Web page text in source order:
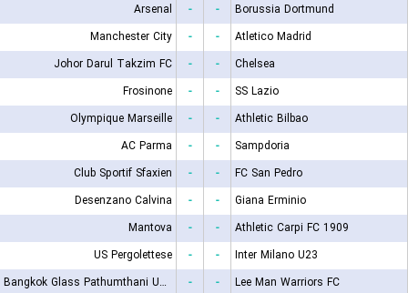
Arsenal
- -
Borussia Dortmund
Manchester City
- -
Atletico Madrid
Johor Darul Takzim FC
- -
Chelsea
Frosinone
- -
SS Lazio
Olympique Marseille
- -
Athletic Bilbao
AC Parma
- -
Sampdoria
Club Sportif Sfaxien
- -
FC San Pedro
Desenzano Calvina
- -
Giana Erminio
Mantova
- -
Athletic Carpi FC 1909
US Pergolettese
- -
Inter Milano U23
Bangkok Glass Pathumthani United FC
- -
Lee Man Warriors FC